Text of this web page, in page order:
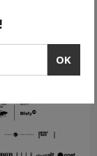
Polityka,
ELLE,
OK